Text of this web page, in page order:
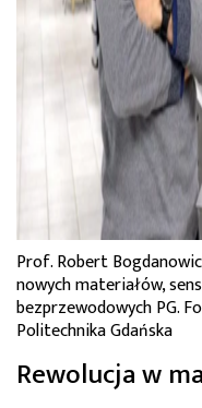
Prof. Robert
nowych materiałów,
bezprzewodowych PG.
Politechnika Gdańska
Rewolucja w